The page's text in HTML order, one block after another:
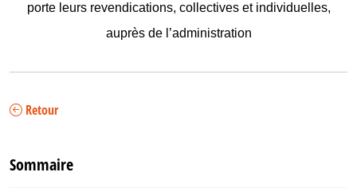
porte leurs revendications, collectives et individuelles,
auprès de l’administration
Retour
Sommaire